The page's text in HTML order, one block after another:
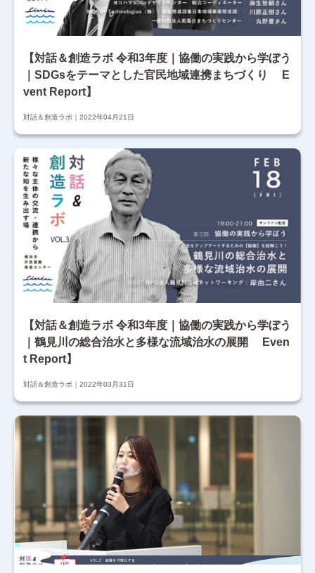
【対話＆創造ラボ 令和3年度｜協働の実践から学ぼう
｜SDGsをテーマとした官民地域連携まちづくり E
vent Report】
対話＆創造ラボ 2022年04月21日
【対話＆創造ラボ 令和3年度｜協働の実践から学ぼう
｜鶴見川の総合治水と多様な流域治水の展開 Even
t Report】
対話＆創造ラボ 2022年03月31日